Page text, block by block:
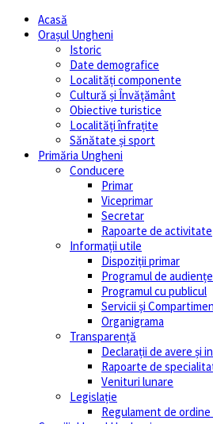
Acasă
Orașul Ungheni
Istoric
Date demografice
Localități componente
Cultură și Învăţământ
Obiective turistice
Localități înfrațite
Sănătate și sport
Primăria Ungheni
Conducere
Primar
Viceprimar
Secretar
Rapoarte de activitate
Informații utile
Dispoziții primar
Programul de audiențe
Programul cu publicul
Servicii și
Organigrama
Transparență
Declarații de avere și
Rapoarte de
Venituri lunare
Legislație
Regulament de